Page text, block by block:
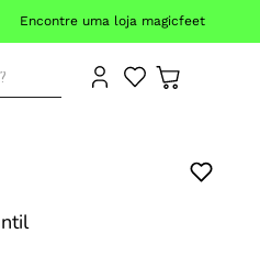
Encontre uma loja magicfeet